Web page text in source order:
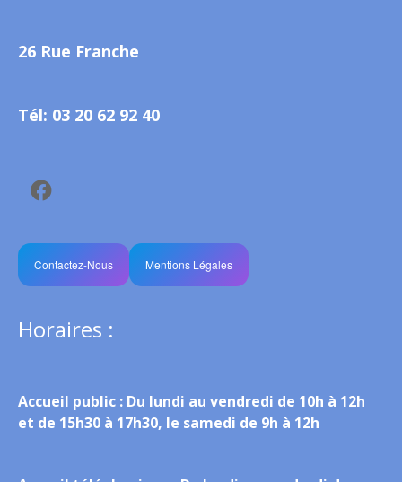
26 Rue Franche
Tél: 03 20 62 92 40
Contactez-Nous Mentions Légales
Horaires :
Accueil public : Du lundi au vendredi de 10h à 12h
et de 15h30 à 17h30, le samedi de 9h à 12h